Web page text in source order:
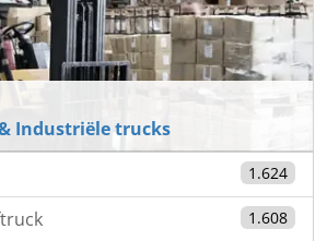
Industriële trucks
1.624
1.608